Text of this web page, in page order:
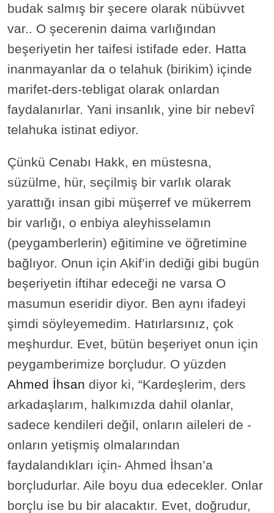
budak salmış bir şecere olarak nübüvvet
var.. O şecerenin daima varlığından
beşeriyetin her taifesi istifade eder. Hatta
inanmayanlar da o telahuk (birikim) içinde
marifet-ders-tebligat olarak onlardan
faydalanırlar. Yani insanlık, yine bir nebevî
telahuka istinat ediyor.
Çünkü Cenabı Hakk, en müstesna,
süzülme, hür, seçilmiş bir varlık olarak
yarattığı insan gibi müşerref ve mükerrem
bir varlığı, o enbiya aleyhisselamın
(peygamberlerin) eğitimine ve öğretimine
bağlıyor. Onun için Akif’in dediği gibi bugün
beşeriyetin iftihar edeceği ne varsa O
masumun eseridir diyor. Ben aynı ifadeyi
şimdi söyleyemedim. Hatırlarsınız, çok
meşhurdur. Evet, bütün beşeriyet onun için
peygamberimize borçludur. O yüzden
Ahmed İhsan diyor ki, “Kardeşlerim, ders
arkadaşlarım, halkımızda dahil olanlar,
sadece kendileri değil, onların aileleri de -
onların yetişmiş olmalarından
faydalandıkları için- Ahmed İhsan’a
borçludurlar. Aile boyu dua edecekler. Onlar
borçlu ise bu bir alacaktır. Evet, doğrudur,